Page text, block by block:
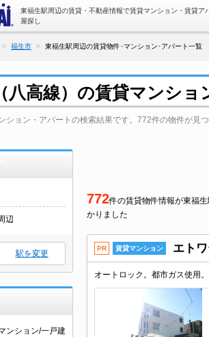
東福生駅周辺の賃貸・不動産情報で賃貸マンション・賃貸ア
屋探し
福生市 東福生駅周辺の賃貸物件･マンション･アパート一覧
八高線）の賃貸マンショ
ション・アパートの検索結果です。772件の物件が見
辺
駅を変更
ンション/一戸建
772件の賃貸物件情報が東福
かりました
PR 賃貸マンション エト